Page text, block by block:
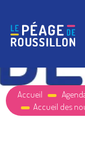
Accueil
Accueil des